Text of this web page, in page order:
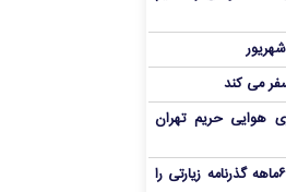
می کند
هوایی حریم تهران
شرط مهم سفر اربعین/ اعتبار ۶ماهه گذرنامه زیارتی را